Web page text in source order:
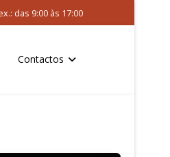
das 9:00 às 17:00
Contactos